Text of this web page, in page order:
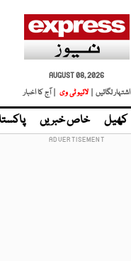
AUGUST 08, 2026
اشتہار لگائیں |
لائیو ٹی وی | آج کا اخبار
کھیل خاص خبریں